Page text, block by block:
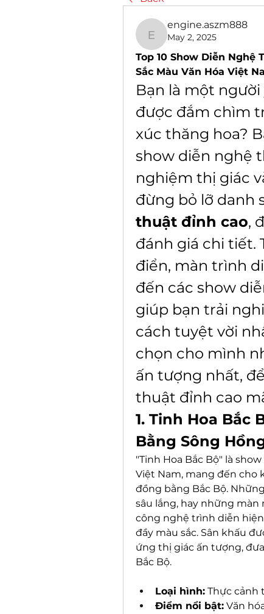
engine.aszm888
engine.aszm888
May 2, 2025
Top 10 Show Diễn
Sắc Màu Văn Hóa Việt
Bạn là một
được đắm chìm
xúc thăng hoa?
show diễn nghệ
nghiệm thị giác
đừng bỏ lỡ danh
thuật đỉnh cao,
đánh giá chi tiết.
điển, màn trình
đến các show
giúp bạn trải
cách tuyệt vời
chọn cho mình
ấn tượng nhất,
thuật đỉnh cao
1. Tinh Hoa Bắc
Bằng Sông
"Tinh Hoa Bắc Bộ" là
Việt Nam, mang đến cho
đồng bằng Bắc Bộ.
sâu lắng, hay những
công nghệ trình diễn
đầy màu sắc. Sân khấu
ứng thị giác ấn tượng,
Bắc Bộ.
Loại hình: Thực cảnh
Điểm nổi bật: Văn